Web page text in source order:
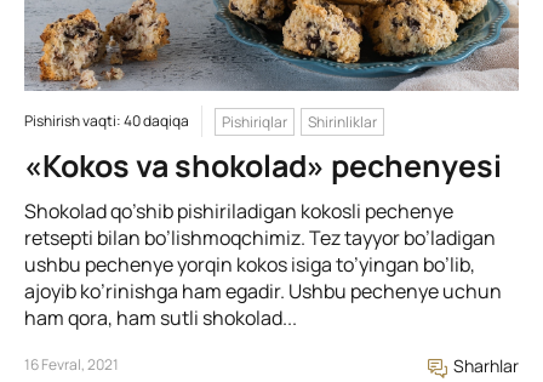
Pishirish vaqti: 40 daqiqa Pishiriqlar Shirinliklar
«Kokos va shokolad» pechenyesi
Shokolad qo’shib pishiriladigan kokosli pechenye
retsepti bilan bo’lishmoqchimiz. Tez tayyor bo’ladigan
ushbu pechenye yorqin kokos isiga to’yingan bo’lib,
ajoyib ko’rinishga ham egadir. Ushbu pechenye uchun
ham qora, ham sutli shokolad...
16 Fevral, 2021 Sharhlar